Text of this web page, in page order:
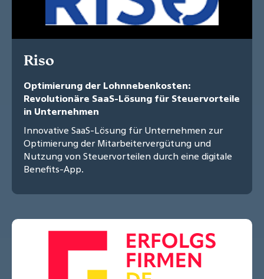
Riso
Optimierung der Lohnnebenkosten:
Revolutionäre SaaS-Lösung für Steuervorteile
in Unternehmen
Innovative SaaS-Lösung für Unternehmen zur
Optimierung der Mitarbeitervergütung und
Nutzung von Steuervorteilen durch eine digitale
Benefits-App.